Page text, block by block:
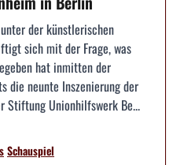
unter der künstlerischen
sich mit der Frage, was
hat inmitten der
die neunte Inszenierung der
Stiftung Unionhilfswerk Be...
Schauspiel